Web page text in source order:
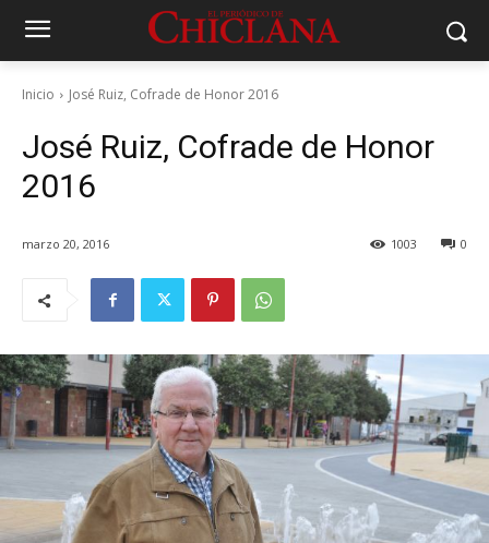
Inicio José Ruiz, Cofrade de Honor 2016
José Ruiz, Cofrade de Honor
2016
marzo 20, 2016 0
1003